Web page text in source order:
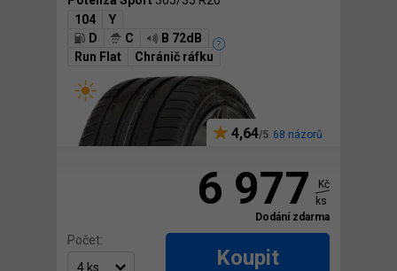
104
Y
D
C
B 72dB
Run Flat
Chránič ráfku
4,64 68 názorů
6 977
Kč
ks
Dodání zdarma
Počet:
Koupit